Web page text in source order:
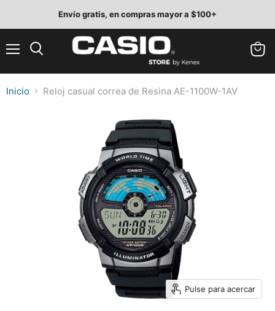
Envío gratis, en compras mayor a $100+
Inicio Reloj casual correa de Resina AE-1100W-1AV
Pulse para acercar